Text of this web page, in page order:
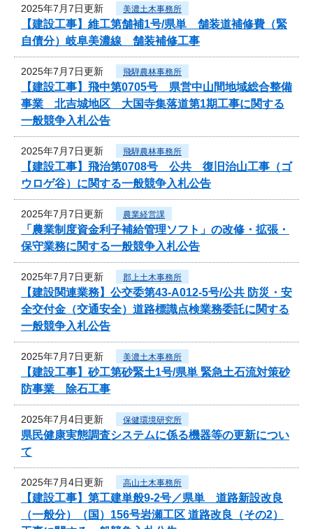
2025年7月7日更新 美濃土木事務所
【建設工事】維工第舗補1号/県単 舗装道補修費（緊
自債分）岐阜美濃線 舗装補修工事
2025年7月7日更新 飛騨農林事務所
【建設工事】飛中第0705号 県営中山間地域総合整備
事業 北吉城地区 大国寺集落道第1期工事に関する
一般競争入札公告
2025年7月7日更新 飛騨農林事務所
【建設工事】飛治第0708号 公共 復旧治山工事（ゴ
ウロゲ谷）に関する一般競争入札公告
2025年7月7日更新 農業経営課
「農業制度資金利子補給管理ソフト」の改修・拡張・
保守業務に関する一般競争入札公告
2025年7月7日更新 郡上土木事務所
【建設関連業務】公交委第43-A012-5号/公共 防災・安
全交付金（交通安全）道路標識点検業務委託に関する
一般競争入札公告
2025年7月7日更新 美濃土木事務所
【建設工事】砂工第砂緊土1号/県単 緊急土石流対策砂
防事業 除石工事
2025年7月4日更新 保健環境研究所
県民健康実態調査システムに係る機器等の更新につい
て
2025年7月4日更新 高山土木事務所
【建設工事】第工建単般9-2号／県単 道路新設改良
（一般分）（国）156号岩瀬工区 道路改良（その2）